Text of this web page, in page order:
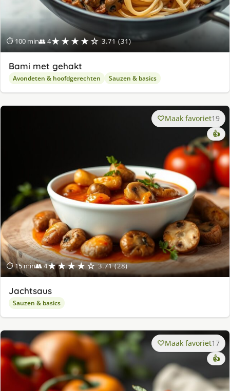
⏱ 100 min👥 4★★★★☆ 3.71 (31)
Bami met gehakt
Avondeten & hoofdgerechten Sauzen & basics
⏱ 15 min👥 4★★★★☆ 3.71 (28)
Maak favoriet19
👍
Jachtsaus
Sauzen & basics
Maak favoriet17
👍